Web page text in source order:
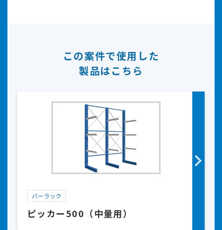
この案件で使用した
製品はこちら
バーラック
ピッカー500（中量用）